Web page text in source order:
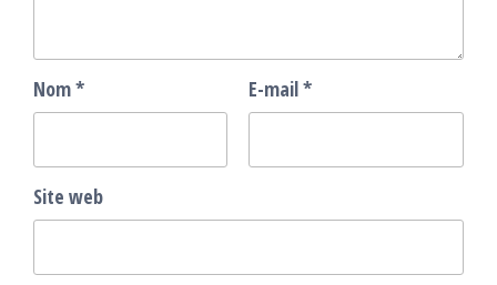
Nom* E-mail*
Site web